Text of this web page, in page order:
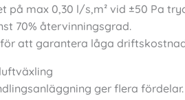
på max 0,30 l/s,m² vid ±50 Pa
70% återvinningsgrad.
att garantera låga
ger flera